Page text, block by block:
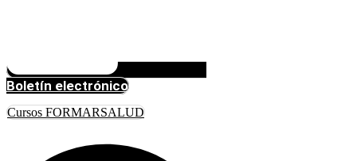
Boletín electrónico
Cursos FORMARSALUD